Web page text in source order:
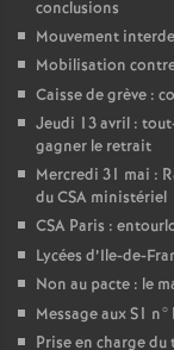
conclusions
Mouvement
Mobilisation
Caisse de grève :
Jeudi 13 avril :
gagner le retrait
Mercredi 31 mai :
du CSA ministériel
CSA Paris :
Lycées d’Ile-de-
Non au pacte : le
Message aux S1
Prise en charge